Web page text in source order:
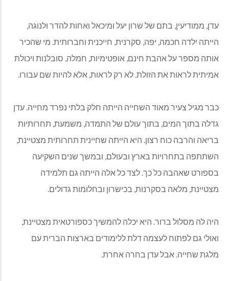
עדן, ממודיעין, בתם של שרון יעל ומיכאל ואחות להדר ולנוגה,
הייתה ילדה חכמה, יפה, סקרנית, חייכנית וחברותית. מי שהכיר
אותה מספר על אהבת חינם, אופטימיות, חמלה, סובלנות ויכולת
אמיתית לראות את הזולת. לא רק לראות, אלא להיות שם עבורו.
כבר מגיל צעיר מאוד השחייה הייתה חלק בלתי נפרד מחייה. עדן
גדלה בתוך המים, בתוך עולם של התמדה, משמעת, תחרותיות
בריאה והרבה כוח רצון. היא הייתה שחיינית תחרותית מצטיינת,
השתתפה בתחרויות בארץ ובעולם, ובמשך שנים השקיעה
בספורט שאהבה כל כך. לצד כל אלה הייתה גם תלמידה
מצטיינת, מלאה בסקרנות, בכישרון ובחלומות גדולים.
היה לה מסלול ברור. היא יכלה להמשיך כספורטאית מצטיינת,
ואולי גם לפתוח לעצמה דלת ללימודים בארצות הברית עם
מלגת שחייה. אבל עדן בחרה אחרת.